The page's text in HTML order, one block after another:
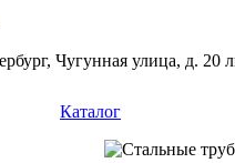
Чугунная улица, д.
Каталог